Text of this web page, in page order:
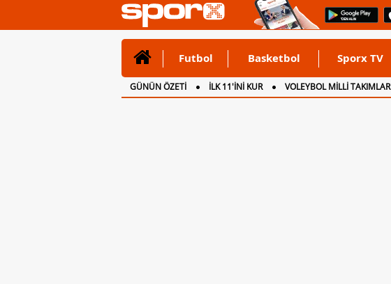
Futbol Basketbol Sporx TV
GÜNÜN ÖZETİ İLK 11'İNİ KUR VOLEYBOL MİLLİ TAKIMLAR
CANLI ANLATIM
İNGİLTERE